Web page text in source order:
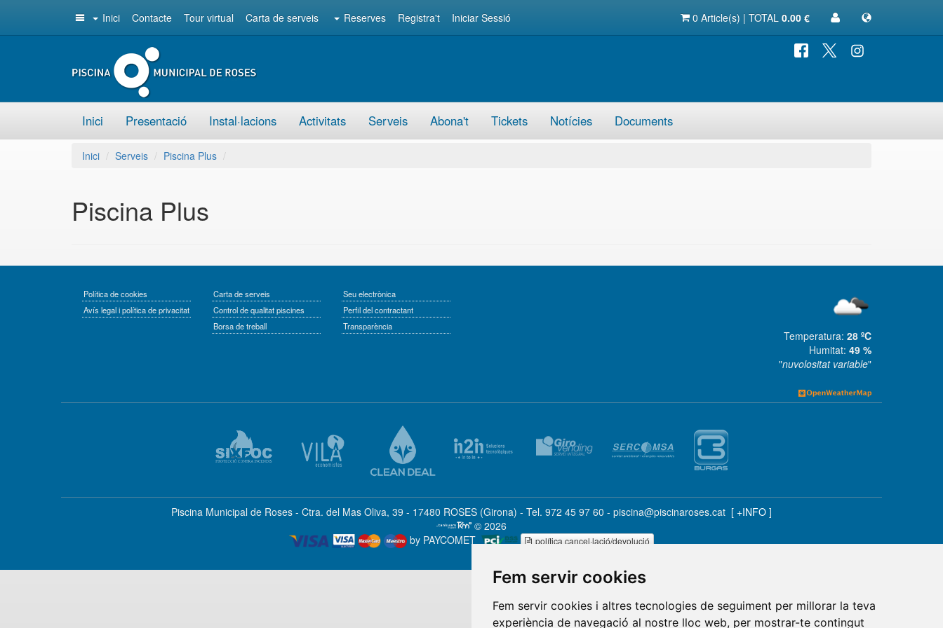
Fem servir cookies
Fem servir cookies i altres tecnologies de seguiment per millorar la teva
experiència de navegació al nostre lloc web, per mostrar-te contingut
Inici Contacte Tour virtual Carta de serveis Reserves Registra't Iniciar Sessió 0 Article(s) | TOTAL 0.00 €
Inici Presentació Instal·lacions Activitats Serveis Abona't Tickets Notícies Documents
Inici Serveis Piscina Plus
Piscina Plus
Política de cookies
Avís legal i política de privacitat
Carta de serveis
Control de qualitat piscines
Borsa de treball
Seu electrònica
Perfil del contractant
Transparència
Temperatura: 28 ºC
Humitat: 49 %
"nuvolositat variable"
Piscina Municipal de Roses - Ctra. del Mas Oliva, 39 - 17480 ROSES (Girona) - Tel. 972 45 97 60 - piscina@piscinaroses.cat [ +INFO ]
© 2026
by PAYCOMET
política cancel·lació/devolució